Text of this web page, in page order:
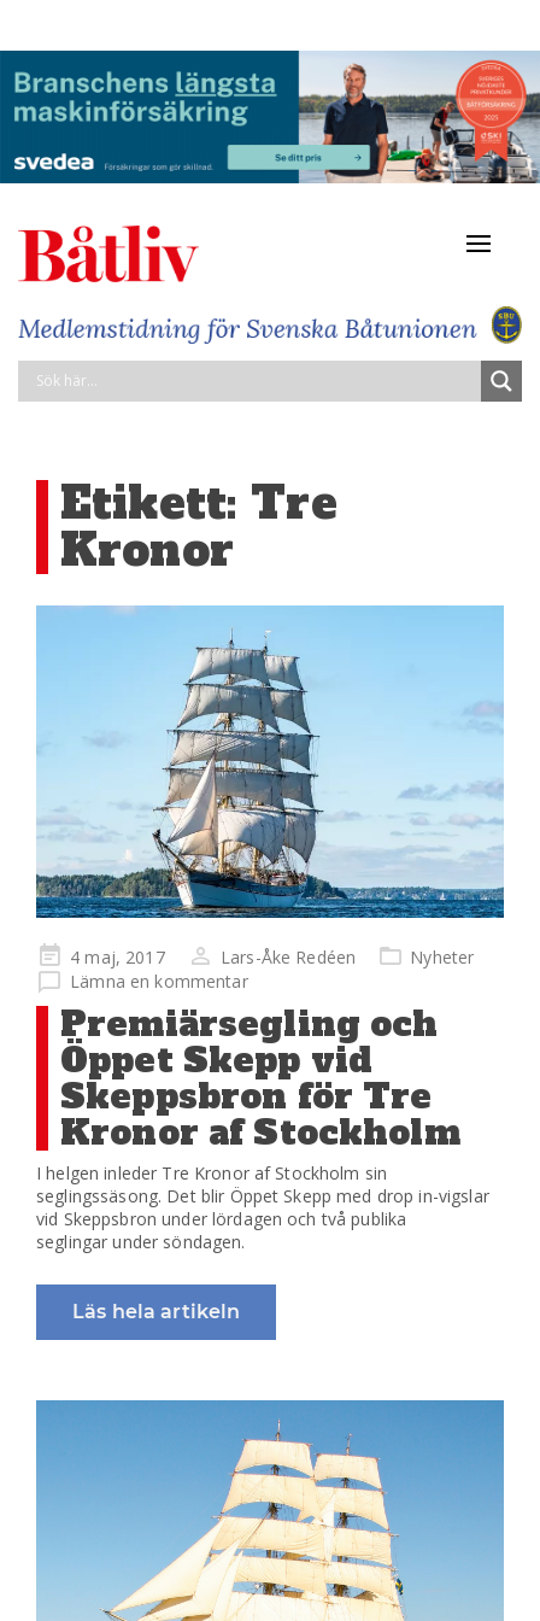
Etikett: Tre
Kronor
Publicerad
på
4 maj, 2017 Lars-Åke Redéen
Nyheter
Lämna en kommentar
Premiärsegling och
Öppet Skepp vid
Skeppsbron för Tre
Kronor af Stockholm
I helgen inleder Tre Kronor af Stockholm sin
seglingssäsong. Det blir Öppet Skepp med drop in-vigslar
vid Skeppsbron under lördagen och två publika
seglingar under söndagen.
Läs hela artikeln